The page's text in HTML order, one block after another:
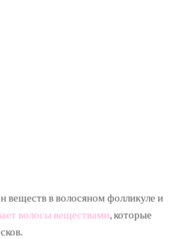
веществ в волосяном фолликуле и
волосы веществами, которые